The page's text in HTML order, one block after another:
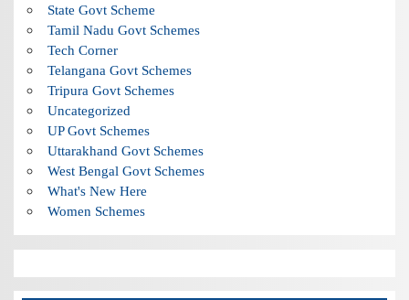
State Govt Scheme
Tamil Nadu Govt Schemes
Tech Corner
Telangana Govt Schemes
Tripura Govt Schemes
Uncategorized
UP Govt Schemes
Uttarakhand Govt Schemes
West Bengal Govt Schemes
What's New Here
Women Schemes